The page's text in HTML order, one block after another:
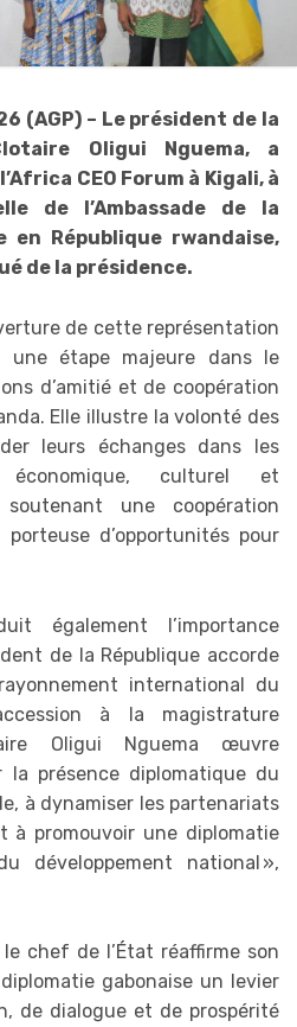
(AGP) – Le président de la
Oligui Nguema, a
CEO Forum à Kigali, à
de l’Ambassade de la
en République rwandaise,
de la présidence.
de cette représentation
une étape majeure dans le
d’amitié et de coopération
Elle illustre la volonté des
leurs échanges dans les
économique, culturel et
une coopération
d’opportunités pour
également l’importance
de la République accorde
international du
à la magistrature
Oligui Nguema œuvre
présence diplomatique du
à dynamiser les partenariats
à promouvoir une diplomatie
développement national »,
chef de l’État réaffirme son
gabonaise un levier
de dialogue et de prospérité